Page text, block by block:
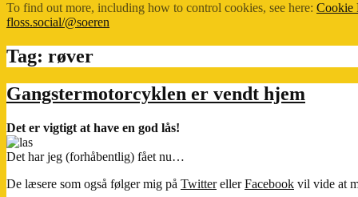
To find out more, including how to control cookies, see here: Cookie
floss.social/@soeren
Tag: røver
Gangstermotorcyklen er vendt hjem
Det er vigtigt at have en god lås!
Det har jeg (forhåbentlig) fået nu…
De læsere som også følger mig på TwitterellerFacebook vil vide at